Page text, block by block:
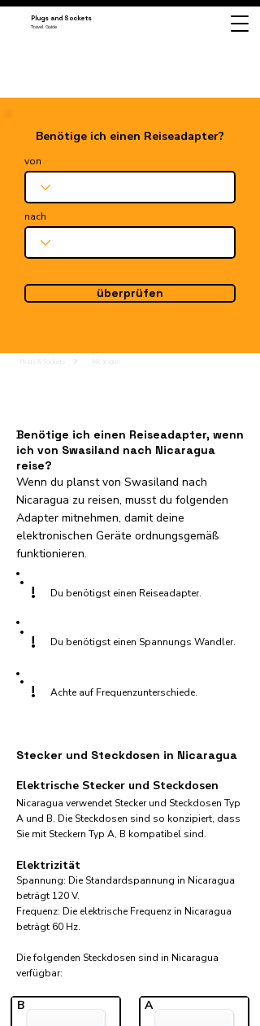
Plugs and Sockets
Travel Guide
Benötige ich einen Reiseadapter?
von
nach
überprüfen
Benötige ich einen Reiseadapter, wenn
ich von Swasiland nach Nicaragua
reise?
Wenn du planst von Swasiland nach
Nicaragua zu reisen, musst du folgenden
Adapter mitnehmen, damit deine
elektronischen Geräte ordnungsgemäß
funktionieren.
! Du benötigst einen Reiseadapter.
! Du benötigst einen Spannungs Wandler.
! Achte auf Frequenzunterschiede.
Stecker und Steckdosen in Nicaragua
Elektrische Stecker und Steckdosen
Nicaragua verwendet Stecker und Steckdosen Typ
A und B. Die Steckdosen sind so konzipiert, dass
Sie mit Steckern Typ A, B kompatibel sind.
Elektrizität
Spannung: Die Standardspannung in Nicaragua
beträgt 120 V.
Frequenz: Die elektrische Frequenz in Nicaragua
beträgt 60 Hz.
Die folgenden Steckdosen sind in Nicaragua
verfügbar:​
B A